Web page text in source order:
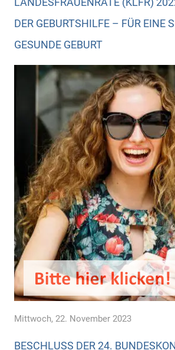
LANDESFRAUENRÄTE (KLFR)
DER GEBURTSHILFE – FÜR EINE
GESUNDE GEBURT
Mittwoch, 22. November 2023
BESCHLUSS DER 24.